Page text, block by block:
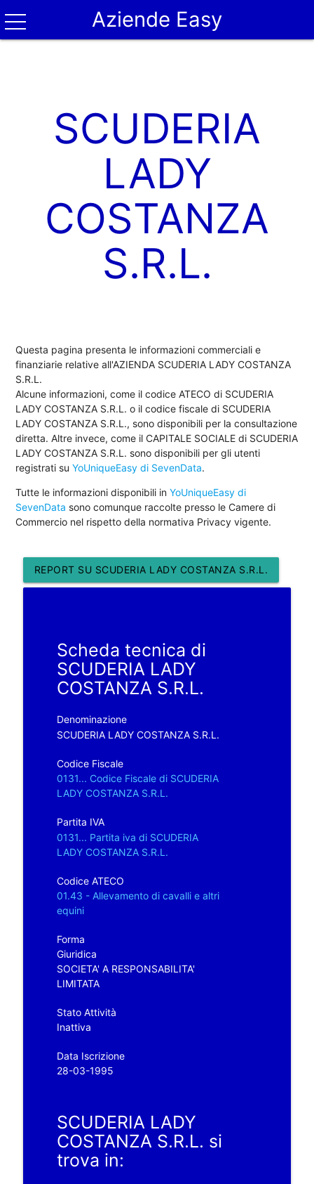
Aziende Easy
SCUDERIA
LADY
COSTANZA
S.R.L.
Questa pagina presenta le informazioni commerciali e
finanziarie relative all'AZIENDA SCUDERIA LADY COSTANZA
S.R.L.
Alcune informazioni, come il codice ATECO di SCUDERIA
LADY COSTANZA S.R.L. o il codice fiscale di SCUDERIA
LADY COSTANZA S.R.L., sono disponibili per la consultazione
diretta. Altre invece, come il CAPITALE SOCIALE di SCUDERIA
LADY COSTANZA S.R.L. sono disponibili per gli utenti
registrati suYoUniqueEasy di SevenData.
Tutte le informazioni disponibili inYoUniqueEasy di
SevenData sono comunque raccolte presso le Camere di
Commercio nel rispetto della normativa Privacy vigente.
REPORT SU SCUDERIA LADY COSTANZA S.R.L.
Scheda tecnica di
SCUDERIA LADY
COSTANZA S.R.L.
Denominazione
SCUDERIA LADY COSTANZA S.R.L.
Codice Fiscale
0131... Codice Fiscale di SCUDERIA
LADY COSTANZA S.R.L.
Partita IVA
0131... Partita iva di SCUDERIA
LADY COSTANZA S.R.L.
Codice ATECO
01.43 - Allevamento di cavalli e altri
equini
Forma
Giuridica
SOCIETA' A RESPONSABILITA'
LIMITATA
Stato Attività
Inattiva
Data Iscrizione
28-03-1995
SCUDERIA LADY
COSTANZA S.R.L. si
trova in: